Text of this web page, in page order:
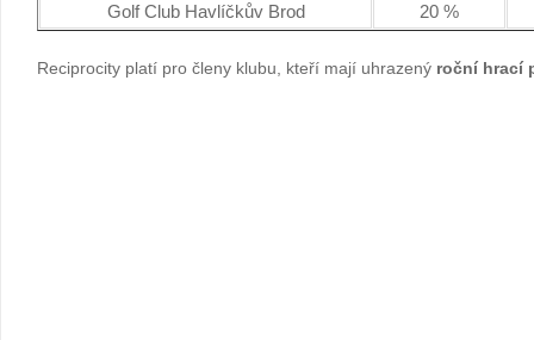
Golf Club Havlíčkův Brod
20 %
Reciprocity platí pro členy klubu, kteří mají uhrazený roční hrací